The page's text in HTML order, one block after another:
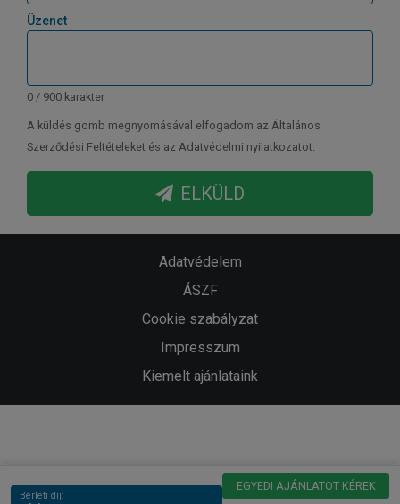
Bérleti díj:
EGYEDI AJÁNLATOT KÉREK
Üzenet
0 / 900 karakter
A küldés gomb megnyomásával elfogadom az Általános
Szerződési Feltételeket és az Adatvédelmi nyilatkozatot.
ELKÜLD
Adatvédelem
ÁSZF
Cookie szabályzat
Impresszum
Kiemelt ajánlataink